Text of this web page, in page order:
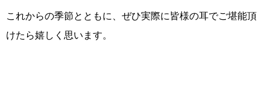
これからの季節とともに、ぜひ実際に皆様の耳でご堪能頂
けたら嬉しく思います。